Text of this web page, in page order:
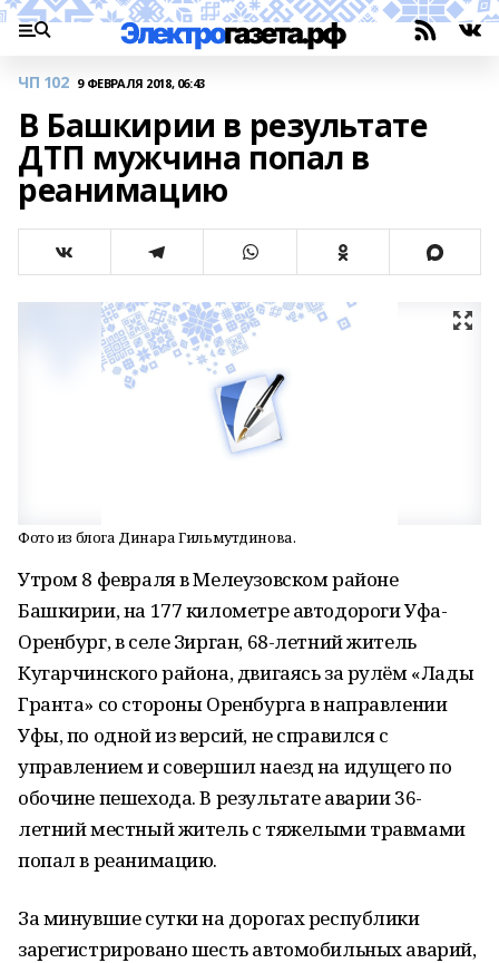
ЧП 102 9 ФЕВРАЛЯ 2018, 06:43
В Башкирии в результате
ДТП мужчина попал в
реанимацию
Фото из блога Динара Гильмутдинова.
Утром 8 февраля в Мелеузовском районе
Башкирии, на 177 километре автодороги Уфа-
Оренбург, в селе Зирган, 68-летний житель
Кугарчинского района, двигаясь за рулём «Лады
Гранта» со стороны Оренбурга в направлении
Уфы, по одной из версий, не справился с
управлением и совершил наезд на идущего по
обочине пешехода. В результате аварии 36-
летний местный житель с тяжелыми травмами
попал в реанимацию.
За минувшие сутки на дорогах республики
зарегистрировано шесть автомобильных аварий,